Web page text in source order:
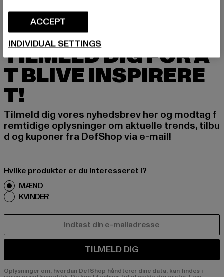
TILMELD DIG FOR A
T BLIVE INSPIRERE
T!
Tilmeld dig vores nyhedsbrev her og modtag f
remtidige oplysninger om aktuelle trends, tilbu
d og kuponer fra DefShop via e-mail!
Hvilke produkter er du interesseret i?
MÆND
KVINDER
TILMELD DIG
Oplysninger om, hvordan DefShop håndterer dine data, kan findes i
ACCEPT
INDIVIDUAL SETTINGS